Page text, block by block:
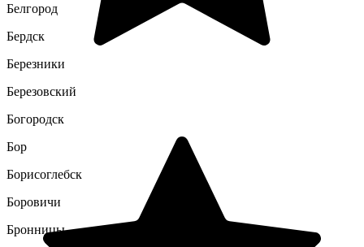
Белгород
Бердск
Березники
Березовский
Богородск
Бор
Борисоглебск
Боровичи
Бронницы